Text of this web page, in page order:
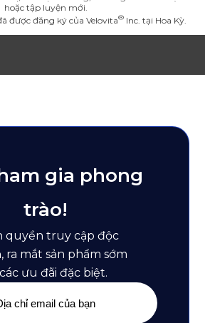
hoặc tập luyện mới.
được đăng ký của Velovita Inc. tại Hoa Kỳ.
gia phong
trào!
quyền truy cập độc
ra mắt sản phẩm sớm
ưu đãi đặc biệt.